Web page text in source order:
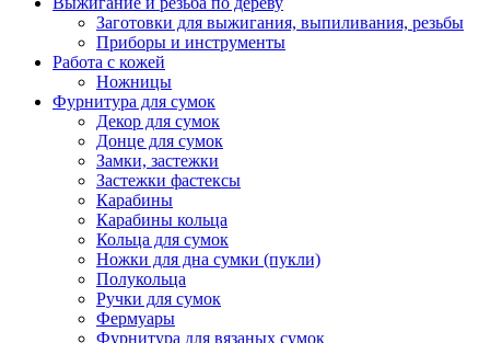
Заготовки для выжигания, выпиливания, резьбы
Приборы и инструменты
Работа с кожей
Ножницы
Фурнитура для сумок
Декор для сумок
Донце для сумок
Замки, застежки
Застежки фастексы
Карабины
Карабины кольца
Кольца для сумок
Ножки для дна сумки (пукли)
Полукольца
Ручки для сумок
Фермуары
Фурнитура для вязаных сумок